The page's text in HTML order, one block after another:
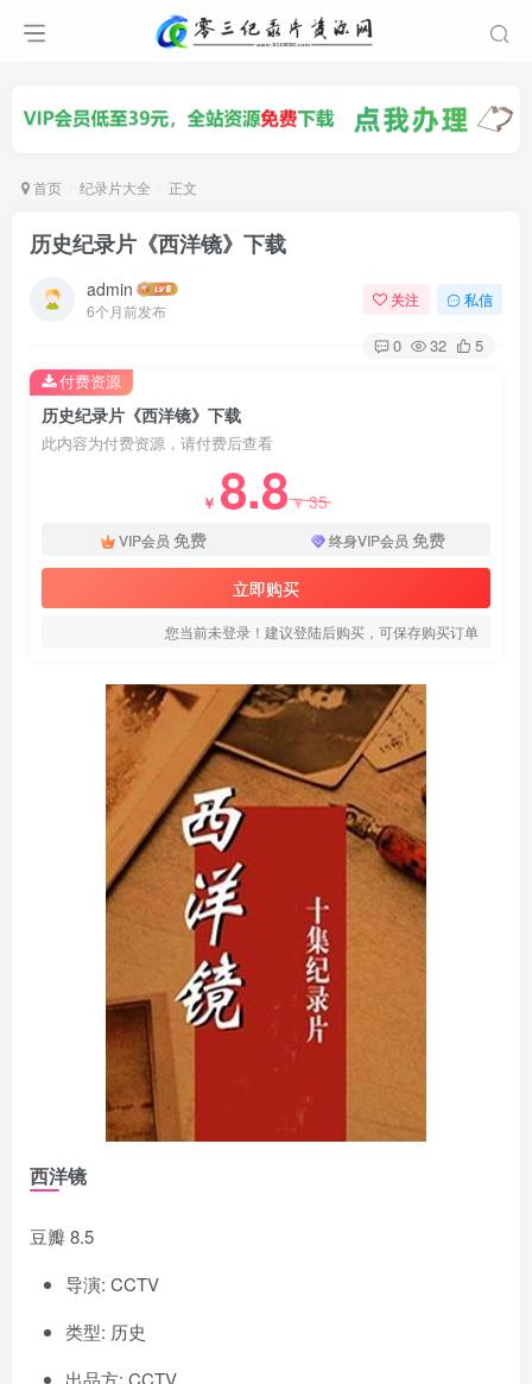
首页 纪录片大全 正文
历史纪录片《西洋镜》下载
admin
6个月前发布
关注 私信
0 32 5
历史纪录片《西洋镜》下载
此内容为付费资源，请付费后查看
￥ 8.8￥35
VIP会员 免费 终身VIP会员 免费
立即购买
您当前未登录！建议登陆后购买，可保存购买订单
付费资源
西洋镜
豆瓣 8.5
导演: CCTV
类型: 历史
出品方: CCTV